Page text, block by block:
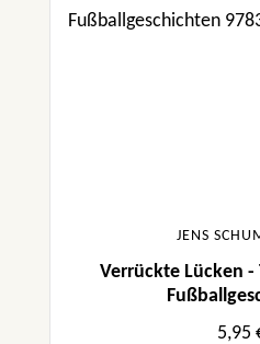
JENS
Verrückte Lücken -
5,95